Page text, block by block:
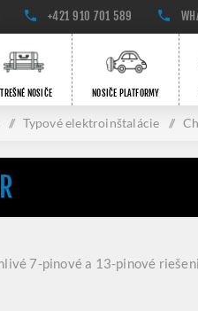
+421 910 701 589
NOSIČE NOSIČE PLATFORMY
/ Typové elektroinštalácie /
7-pinové a 13-pinové